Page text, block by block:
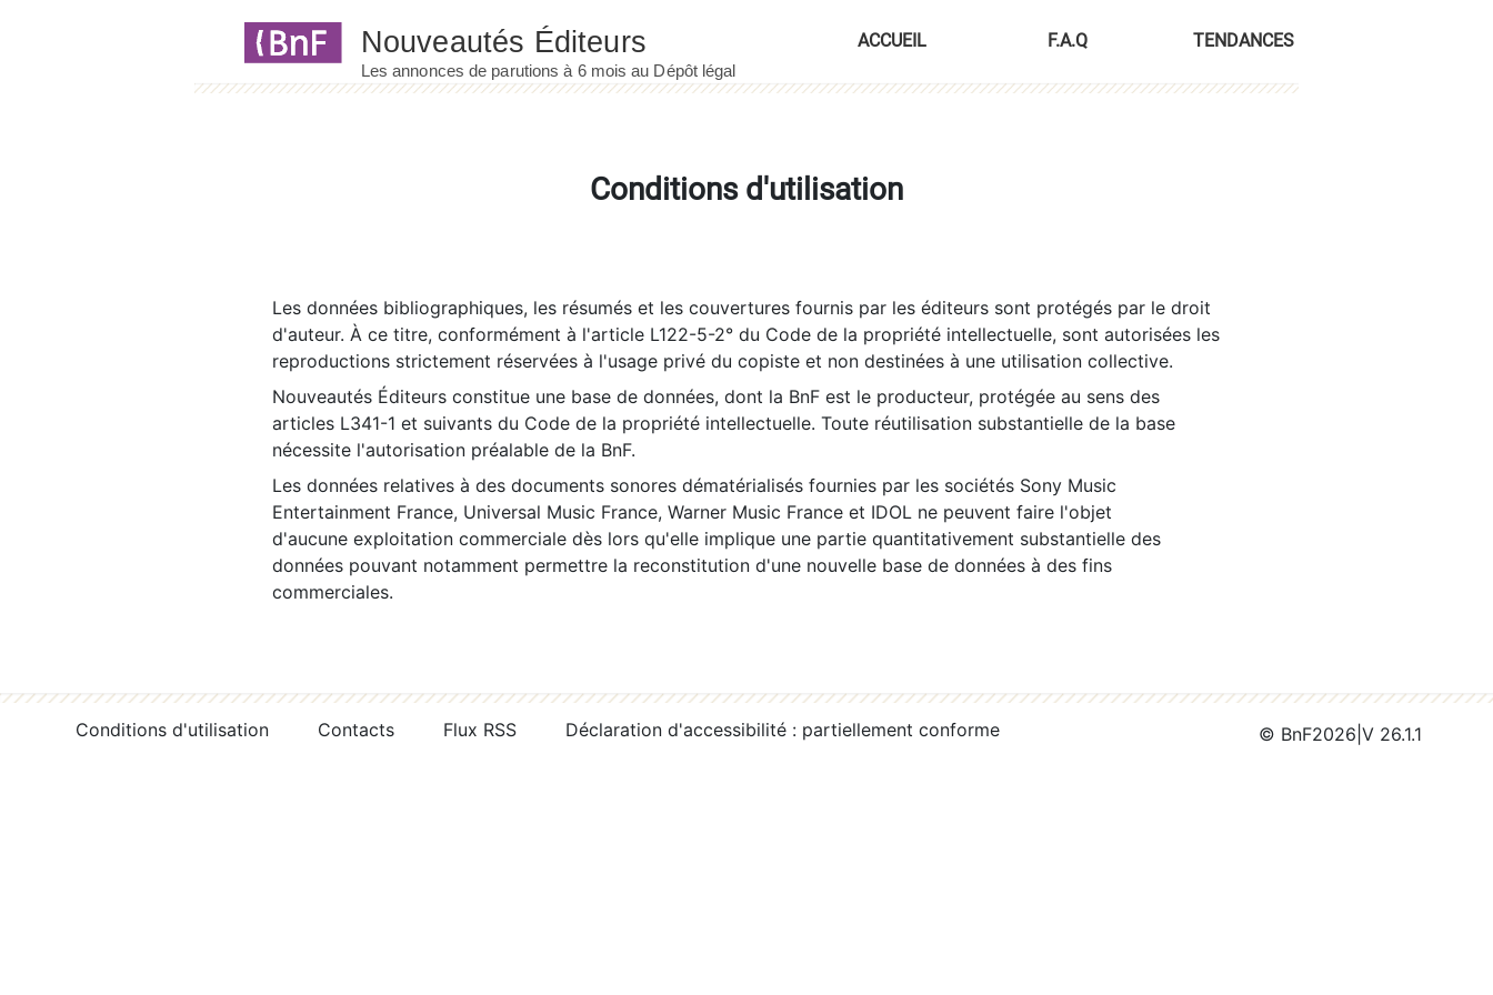
ACCUEIL F.A.Q TENDANCES
Conditions d'utilisation
Les données bibliographiques, les résumés et les couvertures fournis par les éditeurs sont protégés par le droit
d'auteur. À ce titre, conformément à l'article L122-5-2° du Code de la propriété intellectuelle, sont autorisées les
reproductions strictement réservées à l'usage privé du copiste et non destinées à une utilisation collective.
Nouveautés Éditeurs constitue une base de données, dont la BnF est le producteur, protégée au sens des
articles L341-1 et suivants du Code de la propriété intellectuelle. Toute réutilisation substantielle de la base
nécessite l'autorisation préalable de la BnF.
Les données relatives à des documents sonores dématérialisés fournies par les sociétés Sony Music
Entertainment France, Universal Music France, Warner Music France et IDOL ne peuvent faire l'objet
d'aucune exploitation commerciale dès lors qu'elle implique une partie quantitativement substantielle des
données pouvant notamment permettre la reconstitution d'une nouvelle base de données à des fins
commerciales.
Conditions d'utilisation Contacts Flux RSS Déclaration d'accessibilité : partiellement conforme © BnF2026 V 26.1.1